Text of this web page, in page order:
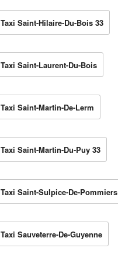
Saint-Hilaire-Du-Bois 33
Saint-Laurent-Du-Bois
Saint-Martin-De-Lerm
Saint-Martin-Du-Puy 33
Saint-Sulpice-De-Pommiers
Sauveterre-De-Guyenne